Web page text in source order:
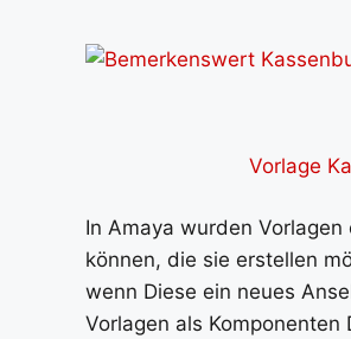
Vorlage
In Amaya wurden
können, die sie erstellen
wenn Diese ein neues
Vorlagen als